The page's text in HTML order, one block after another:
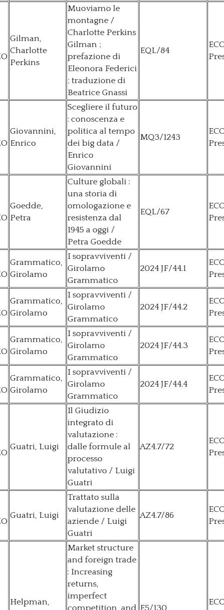
Gilman,
Charlotte
Perkins
Muoviamo le
montagne /
Charlotte Perkins
Gilman ;
prefazione di
Eleonora Federici
; traduzione di
Beatrice Gnassi
EQL/84
Giovannini,
Enrico
Scegliere il futuro
: conoscenza e
politica al tempo
dei big data /
Enrico
Giovannini
MQ3/1243
Goedde,
Petra
Culture globali :
una storia di
omologazione e
resistenza dal
1945 a oggi /
Petra Goedde
EQL/67
Grammatico,
Girolamo
I sopravviventi /
Girolamo
Grammatico
2024 JF/44.1
Grammatico,
Girolamo
I sopravviventi /
Girolamo
Grammatico
2024 JF/44.2
Grammatico,
Girolamo
I sopravviventi /
Girolamo
Grammatico
2024 JF/44.3
Grammatico,
Girolamo
I sopravviventi /
Girolamo
Grammatico
2024 JF/44.4
Guatri, Luigi
Il Giudizio
integrato di
valutazione :
dalle formule al
processo
valutativo / Luigi
Guatri
AZ4.7/72
Guatri, Luigi
Trattato sulla
valutazione delle
aziende / Luigi
Guatri
AZ4.7/86
Helpman,
Market structure
and foreign trade
: Increasing
returns,
imperfect